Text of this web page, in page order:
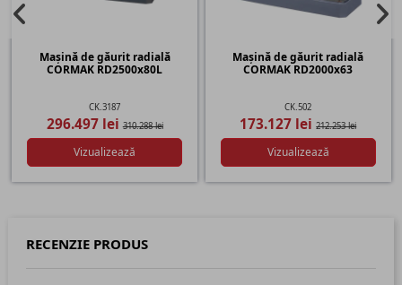
Mașină de găurit radială
CORMAK RD2500x80L
CK.3187
296.497 lei310.288 lei
Vizualizează
Mașină de găurit radială
CORMAK RD2000x63
CK.502
173.127 lei212.253 lei
Vizualizează
RECENZIE PRODUS